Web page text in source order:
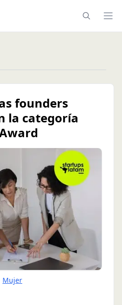
founders
la categoría
Mujer